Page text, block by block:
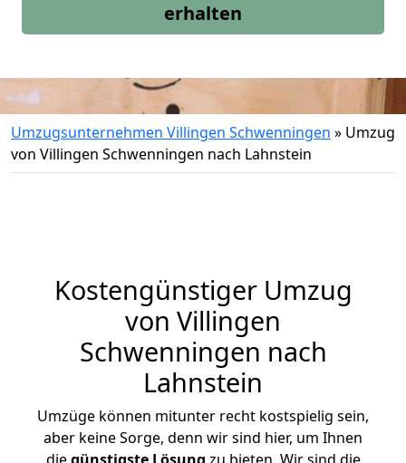
erhalten
Umzugsunternehmen Villingen Schwenningen » Umzug
von Villingen Schwenningen nach Lahnstein
Kostengünstiger Umzug
von Villingen
Schwenningen nach
Lahnstein
Umzüge können mitunter recht kostspielig sein,
aber keine Sorge, denn wir sind hier, um Ihnen